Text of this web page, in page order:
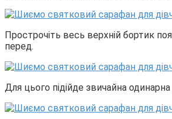
Прострочіть весь верхній бортик
перед.
Для цього підійде звичайна